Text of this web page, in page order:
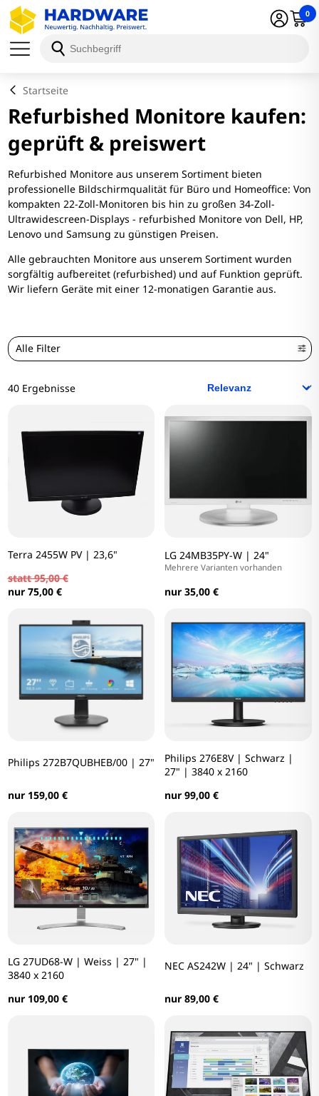
0
Startseite
Refurbished Monitore kaufen:
geprüft & preiswert
Refurbished Monitore aus unserem Sortiment bieten
professionelle Bildschirmqualität für Büro und Homeoffice: Von
kompakten 22-Zoll-Monitoren bis hin zu großen 34-Zoll-
Ultrawidescreen-Displays - refurbished Monitore von Dell, HP,
Lenovo und Samsung zu günstigen Preisen.
Alle gebrauchten Monitore aus unserem Sortiment wurden
sorgfältig aufbereitet (refurbished) und auf Funktion geprüft.
Wir liefern Geräte mit einer 12-monatigen Garantie aus.
Alle Filter
40 Ergebnisse
Terra 2455W PV | 23,6"
statt 95,00 €
nur 75,00 €
LG 24MB35PY-W | 24"
Mehrere Varianten vorhanden
nur 35,00 €
Philips 272B7QUBHEB/00 | 27"
nur 159,00 €
Philips 276E8V | Schwarz |
27" | 3840 x 2160
nur 99,00 €
LG 27UD68-W | Weiss | 27" |
3840 x 2160
nur 109,00 €
NEC AS242W | 24" | Schwarz
nur 89,00 €